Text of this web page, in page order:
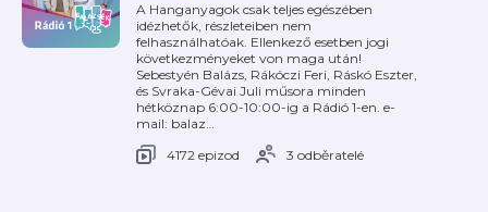
A Hanganyagok csak teljes egészében
idézhetők, részleteiben nem
felhasználhatóak. Ellenkező esetben jogi
következményeket von maga után!
Sebestyén Balázs, Rákóczi Feri, Ráskó Eszter,
és Svraka-Gévai Juli műsora minden
hétköznap 6:00-10:00-ig a Rádió 1-en. e-
mail: balaz…
4172 epizod
3 odběratelé